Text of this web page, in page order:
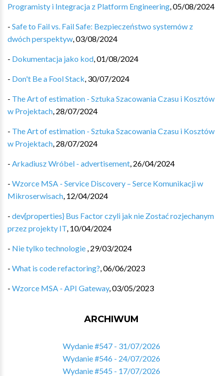
Programisty i Integracja z Platform Engineering,05/08/2024
- Safe to Fail vs. Fail Safe: Bezpieczeństwo systemów z
dwóch perspektyw,03/08/2024
- Dokumentacja jako kod,01/08/2024
- Don't Be a Fool Stack, 30/07/2024
- The Art of estimation - Sztuka Szacowania Czasu i Kosztów
w Projektach, 28/07/2024
- The Art of estimation - Sztuka Szacowania Czasu i Kosztów
w Projektach, 28/07/2024
- Arkadiusz Wróbel - advertisement, 26/04/2024
- Wzorce MSA - Service Discovery – Serce Komunikacji w
Mikroserwisach, 12/04/2024
- dev{properties} Bus Factor czyli jak nie Zostać rozjechanym
przez projekty IT, 10/04/2024
- Nie tylko technologie , 29/03/2024
- What is code refactoring?,06/06/2023
- Wzorce MSA - API Gateway,03/05/2023
ARCHIWUM
Wydanie #547 - 31/07/2026
Wydanie #546 - 24/07/2026
Wydanie #545 - 17/07/2026